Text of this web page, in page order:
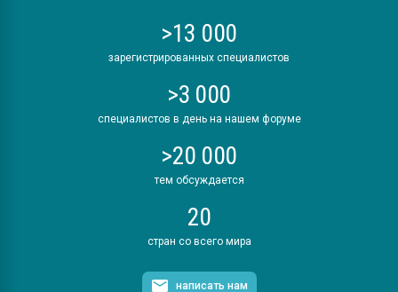
>13 000
зарегистрированных специалистов
>3 000
специалистов в день на нашем форуме
>20 000
тем обсуждается
20
стран со всего мира
написать нам